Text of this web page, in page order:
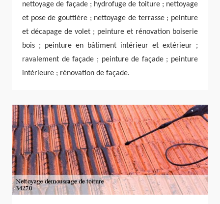
nettoyage de façade ; hydrofuge de toiture ; nettoyage
et pose de gouttière ; nettoyage de terrasse ; peinture
et décapage de volet ; peinture et rénovation boiserie
bois ; peinture en bâtiment intérieur et extérieur ;
ravalement de façade ; peinture de façade ; peinture
intérieure ; rénovation de façade.